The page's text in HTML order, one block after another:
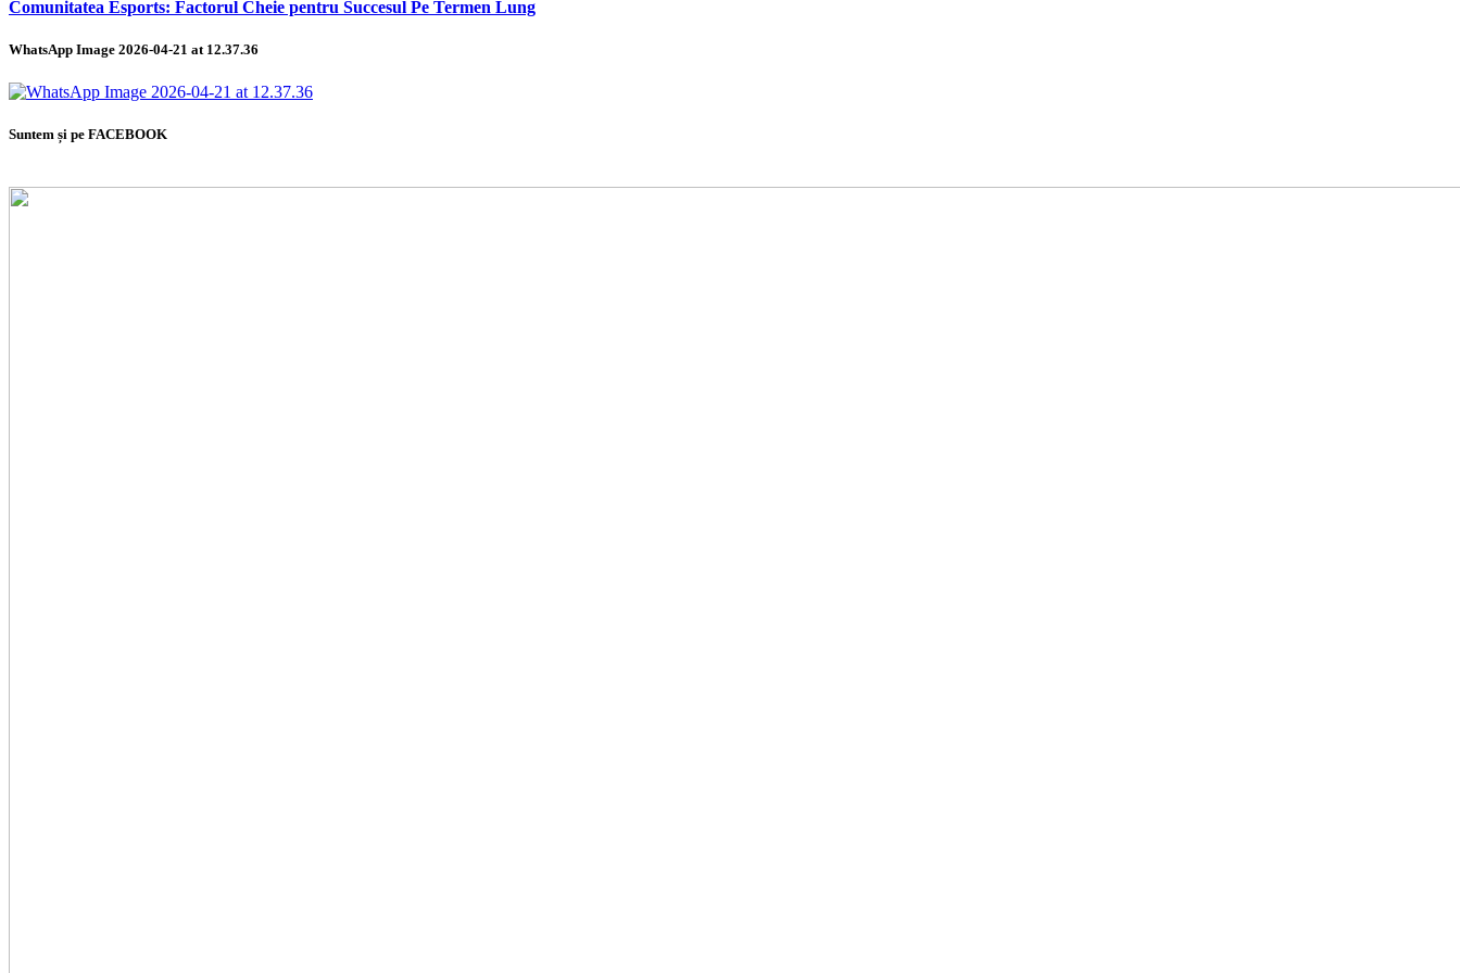
Comunitatea Esports: Factorul Cheie pentru Succesul Pe Termen Lung
WhatsApp Image 2026-04-21 at 12.37.36
Suntem și pe FACEBOOK